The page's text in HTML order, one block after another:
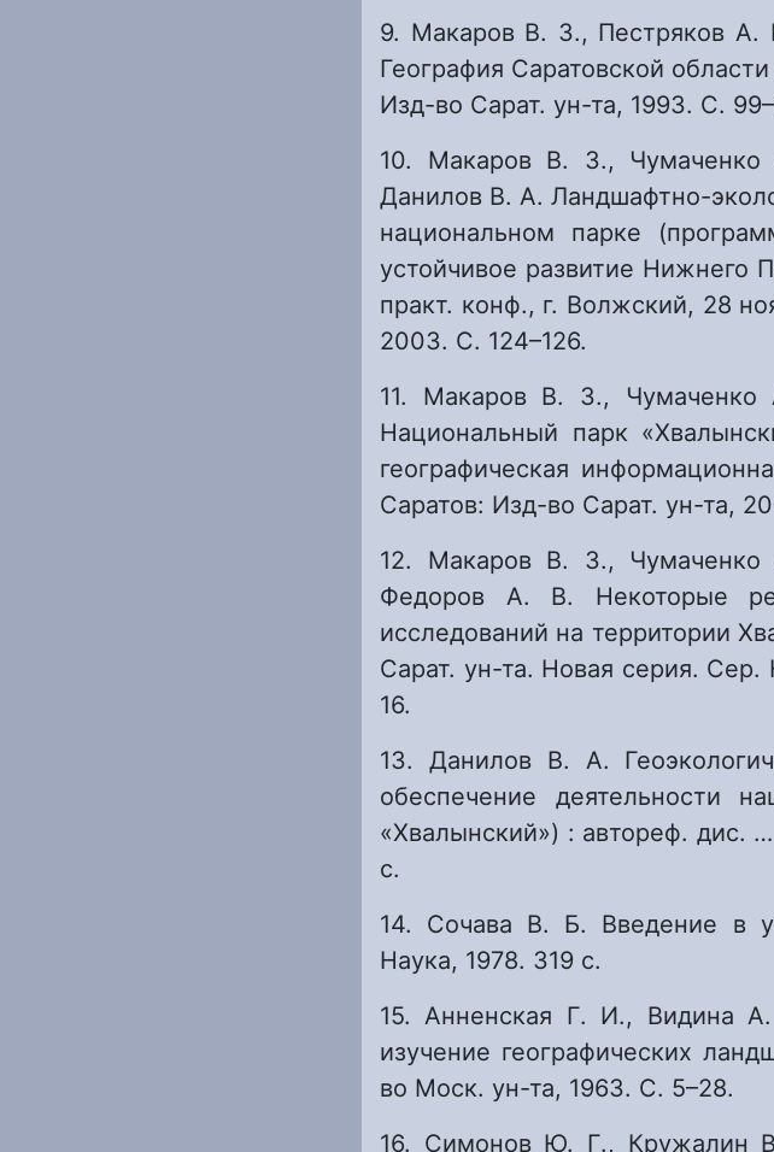
9. Макаров В. З., Пестряков А.
География Саратовской
Изд-во Сарат. ун-та, 1993. С.
10. Макаров В. З.,
Данилов В. А. Ландшафтно-
национальном парке
устойчивое развитие Нижнего
практ. конф., г. Волжский, 28
2003. С. 124–126.
11. Макаров В. З.,
Национальный парк
географическая
Саратов: Изд-во Сарат. ун-та,
12. Макаров В. З.,
Федоров А. В. Некоторые
исследований на территории
Сарат. ун-та. Новая серия.
16.
13. Данилов В. А.
обеспечение деятельности
«Хвалынский») : автореф. дис.
с.
14. Сочава В. Б. Введение в
Наука, 1978. 319 с.
15. Анненская Г. И., Видина
изучение географических
во Моск. ун-та, 1963. С. 5–28.
16. Симонов Ю. Г., Кружалин